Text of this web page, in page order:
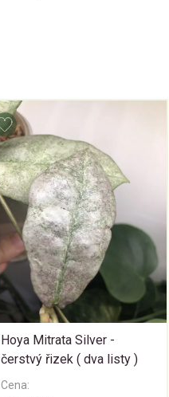
Hoya Mitrata Silver -
čerstvý řizek ( dva listy )
Cena: